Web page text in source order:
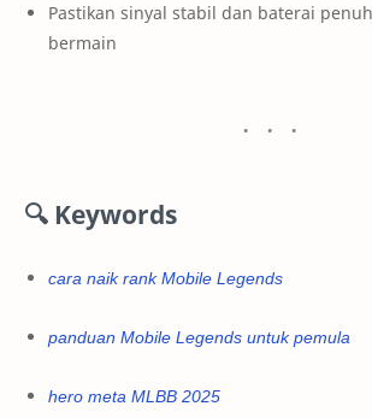
Pastikan sinyal stabil dan baterai
bermain
🔍 Keywords
cara naik rank Mobile Legends
panduan Mobile Legends untuk pemula
hero meta MLBB 2025